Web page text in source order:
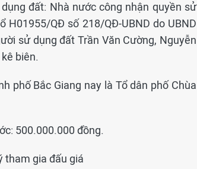
đất: Nhà nước công nhận quyền sử
H01955/QĐ số 218/QĐ-UBND do UBND
sử dụng đất Trần Văn Cường, Nguyễn
biên.
phố Bắc Giang nay là Tổ dân phố Chùa
500.000.000 đồng.
tham gia đấu giá